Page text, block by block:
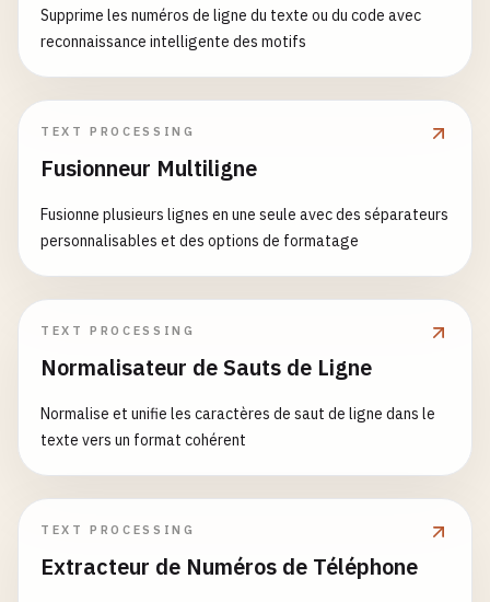
Supprime les numéros de ligne du texte ou du code avec
reconnaissance intelligente des motifs
TEXT PROCESSING
Fusionneur Multiligne
Fusionne plusieurs lignes en une seule avec des séparateurs
personnalisables et des options de formatage
TEXT PROCESSING
Normalisateur de Sauts de Ligne
Normalise et unifie les caractères de saut de ligne dans le
texte vers un format cohérent
TEXT PROCESSING
Extracteur de Numéros de Téléphone